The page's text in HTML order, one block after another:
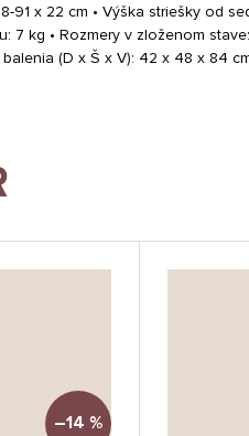
91 x 22 cm • Výška striešky od
7 kg • Rozmery v zloženom
(D x Š x V): 42 x 48 x 84
–14 %